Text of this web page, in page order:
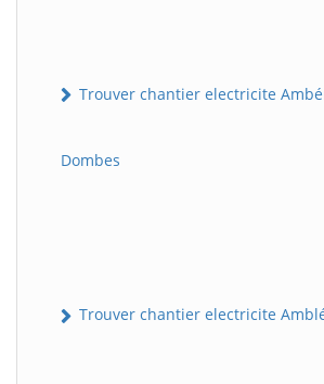
Trouver chantier electricite
Dombes
Trouver chantier electricite